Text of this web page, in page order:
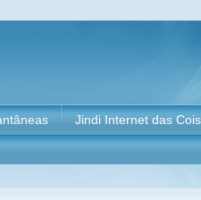
Jindi Internet das